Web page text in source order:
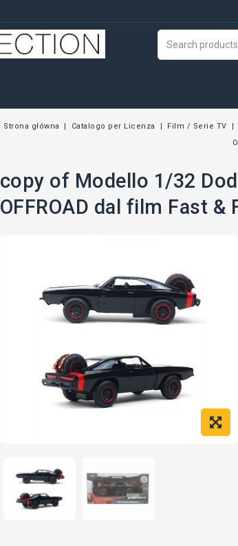
Strona główna Catalogo per Licenza Film / Serie TV
copy of Modello 1/32
OFFROAD dal film Fast &